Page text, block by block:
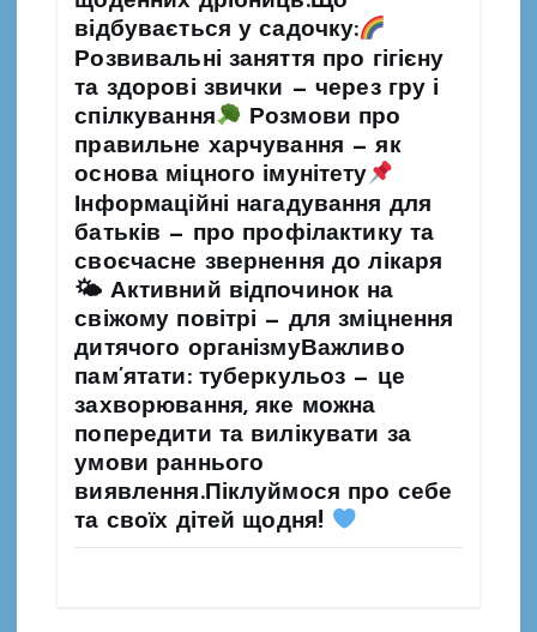
відбувається у садочку:
Розвивальні заняття про гігієну
та здорові звички — через гру і
спілкування
Розмови про
правильне харчування — як
основа міцного імунітету
Інформаційні нагадування для
батьків — про профілактику та
своєчасне звернення до лікаря
🌤 Активний відпочинок на
свіжому повітрі — для зміцнення
дитячого організмуВажливо
пам’ятати: туберкульоз — це
захворювання, яке можна
попередити та вилікувати за
умови раннього
виявлення.Піклуймося про себе
та своїх дітей щодня!